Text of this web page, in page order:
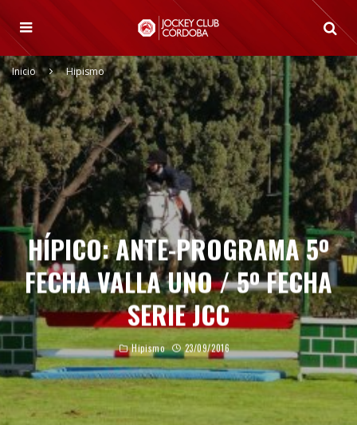
Inicio Hipismo
HÍPICO: ANTE-PROGRAMA 5º
FECHA VALLA UNO / 5º FECHA
SERIE JCC
Hipismo 23/09/2016